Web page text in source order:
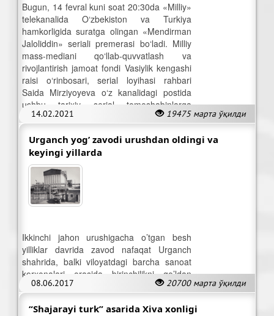
14.02.2021 19475 марта ўқилди
Bugun, 14 fevral kuni soat 20:30da «Milliy»
telekanalida O‘zbekiston va Turkiya
hamkorligida suratga olingan «Mendirman
Jaloliddin» seriali premerasi bo‘ladi. Milliy
mass-mediani qo‘llab-quvvatlash va
rivojlantirish jamoat fondi Vasiylik kengashi
raisi o‘rinbosari, serial loyihasi rahbari
Saida Mirziyoyeva o‘z kanalidagi postida
ushbu tarixiy serial tomoshabinlarga
manzur kelishiga ishonch bildirdi.
Urganch yog’ zavodi urushdan oldingi va
keyingi yillarda
08.06.2017 20700 марта ўқилди
Ikkinchi jahon urushigacha o’tgan besh
yilliklar davrida zavod nafaqat Urganch
shahrida, balki viloyatdagi barcha sanoat
korxonalari orasida birinchilikni qo’ldan
bermay keldi
“Shajarayi turk” asarida Xiva xonligi